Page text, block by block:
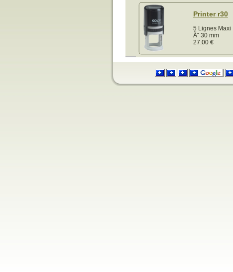
Printer r30
5 Lignes Maxi
Ã˜ 30 mm
27.00 €